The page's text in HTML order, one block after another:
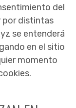
del
por distintas
se entenderá
en el sitio
momento